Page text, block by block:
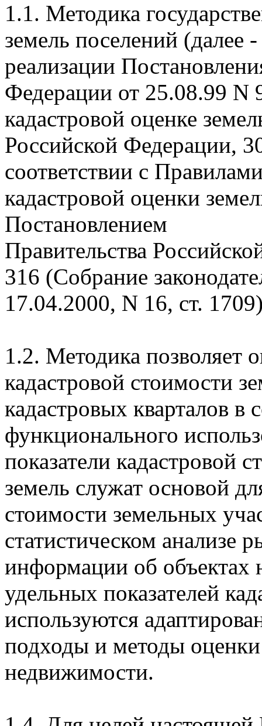
1.1. Методика
земель поселений (далее
реализации
Федерации от 25.08.99 N
кадастровой оценке
Российской Федерации,
соответствии с
кадастровой оценки
Постановлением
Правительства
316 (Собрание
17.04.2000, N 16, ст.
1.2. Методика позволяет
кадастровой стоимости
кадастровых кварталов
функционального
показатели кадастровой
земель служат основой
стоимости земельных
статистическом анализе
информации об объектах
удельных показателей
используются
подходы и методы оценки
недвижимости.